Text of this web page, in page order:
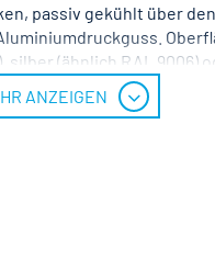
passiv gekühlt über
silber (ähnlich RAL 9006)
schwarz.
ANZEIGEN